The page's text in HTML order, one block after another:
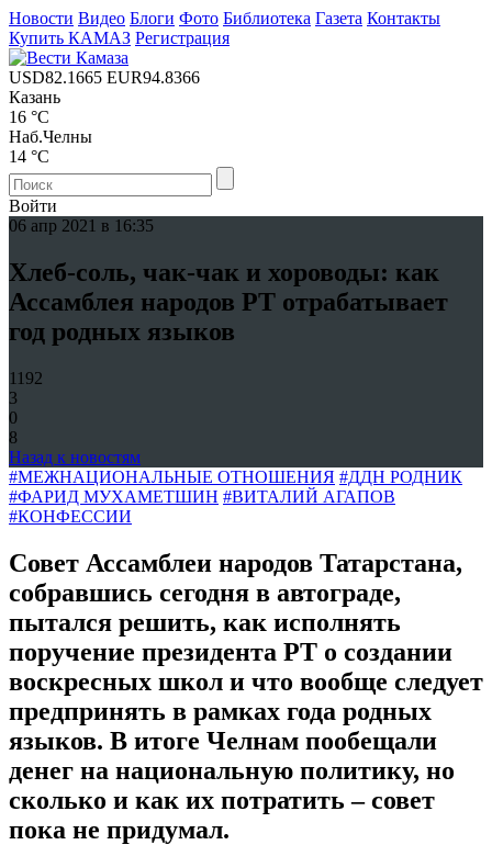
Новости Видео Блоги Фото Библиотека Газета Контакты
Купить КАМАЗ Регистрация
USD82.1665 EUR94.8366
Казань
16 °C
Наб.Челны
14 °C
Войти
06 апр 2021 в 16:35
Хлеб-соль, чак-чак и хороводы: как
Ассамблея народов РТ отрабатывает
год родных языков
1192
3
0
8
Назад к новостям
#МЕЖНАЦИОНАЛЬНЫЕ ОТНОШЕНИЯ #ДДН РОДНИК
#ФАРИД МУХАМЕТШИН #ВИТАЛИЙ АГАПОВ
#КОНФЕССИИ
Совет Ассамблеи народов Татарстана,
собравшись сегодня в автограде,
пытался решить, как исполнять
поручение президента РТ о создании
воскресных школ и что вообще следует
предпринять в рамках года родных
языков. В итоге Челнам пообещали
денег на национальную политику, но
сколько и как их потратить – совет
пока не придумал.